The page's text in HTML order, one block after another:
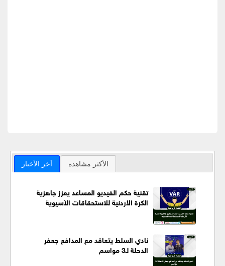
آخر الأخبار الأكثر مشاهدة
تقنية حكم الفيديو المساعد يعزز جاهزية
الكرة الأردنية للاستحقاقات الآسيوية
نادي السلط يتعاقد مع المدافع جعفر
الدحلة لـ3 مواسم